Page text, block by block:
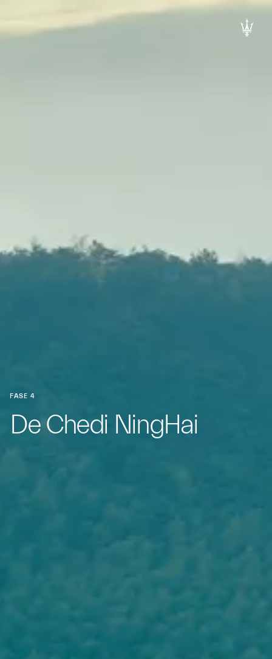
FASE 4
De Chedi NingHai